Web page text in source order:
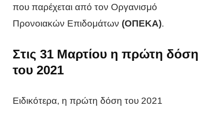
που παρέχεται από τον Οργανισμό
Προνοιακών Επιδομάτων (ΟΠΕΚΑ).
Στις 31 Μαρτίου η πρώτη δόση
του 2021
Ειδικότερα, η πρώτη δόση του 2021